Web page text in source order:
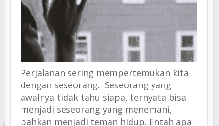
Perjalanan sering mempertemukan kita
dengan seseorang. Seseorang yang
awalnya tidak tahu siapa, ternyata bisa
menjadi seseorang yang menemani,
bahkan menjadi teman hidup. Entah apa